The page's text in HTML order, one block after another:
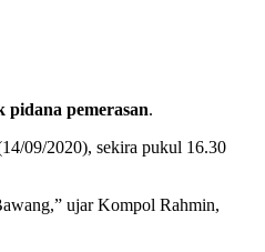
pidana pemerasan.
09/2020), sekira pukul 16.30
ujar Kompol Rahmin,